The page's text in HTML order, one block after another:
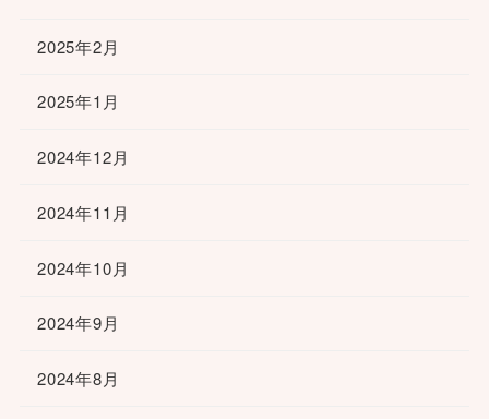
2025年2月
2025年1月
2024年12月
2024年11月
2024年10月
2024年9月
2024年8月